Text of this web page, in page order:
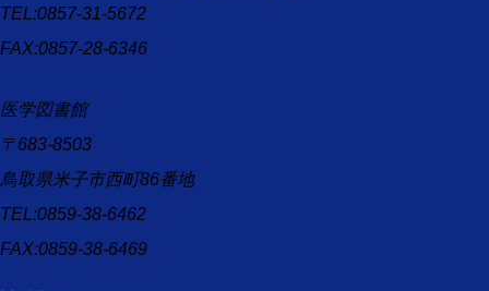
TEL:0857-31-5672
FAX:0857-28-6346
医学図書館
〒683-8503
鳥取県米子市西町86番地
TEL:0859-38-6462
FAX:0859-38-6469